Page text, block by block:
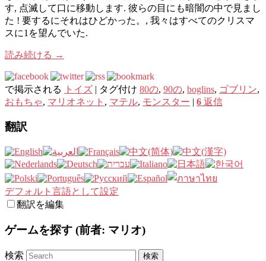
す, 点滅して口に移動します. 彼らの目にも暗闇の中で見まし
た ! 要するにそれはひどかった。, 我々はすべてのクリスマ
スに1を望んでいた.
読み続ける →
で掲示される トイズ | タグ付け 80の, 90の, boglins, ゴブリン,
おもちゃ, マリオネット , マテル, モンスター | 6 返信
翻訳
デフォルト言語として設定
翻訳を編集
ゲームを探す (前者: マリオ)
検索